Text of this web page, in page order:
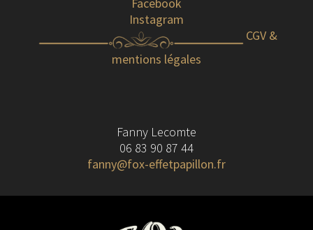
Facebook
Instagram
CGV &
mentions légales
Fanny Lecomte
06 83 90 87 44
fanny@fox-effetpapillon.fr